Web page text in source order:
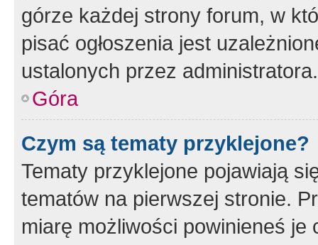
górze każdej strony forum, w
pisać ogłoszenia jest
ustalonych przez administratora.
Góra
Czym są tematy przyklejone?
Tematy przyklejone pojawiają
tematów na pierwszej stronie.
miarę możliwości powinieneś je